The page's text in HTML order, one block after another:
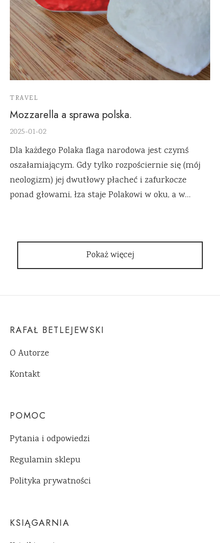
TRAVEL
Mozzarella a sprawa polska.
2025-01-02
Dla każdego Polaka flaga narodowa jest czymś
oszałamiającym. Gdy tylko rozpościernie się (mój
neologizm) jej dwutłowy płacheć i zafurkocze
ponad głowami, łza staje Polakowi w oku, a w…
Pokaż więcej
RAFAŁ BETLEJEWSKI
O Autorze
Kontakt
POMOC
Pytania i odpowiedzi
Regulamin sklepu
Polityka prywatności
KSIĄGARNIA